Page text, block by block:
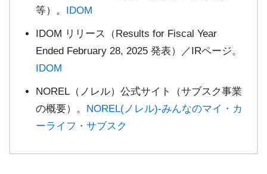
等）。
IDOM
IDOM リリース（Results for Fiscal Year
Ended February 28, 2025 発表）／IRページ。
IDOM
NOREL（ノレル）公式サイト（サブスク事業
の概要）。
NOREL(ノレル)-みんなのマイ・カ
ーライフ・サブスク